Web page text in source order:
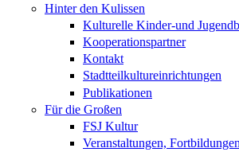
Hinter den Kulissen
Kulturelle Kinder-und
Kooperationspartner
Kontakt
Stadtteilkultureinrichtungen
Publikationen
Für die Großen
FSJ Kultur
Veranstaltungen,